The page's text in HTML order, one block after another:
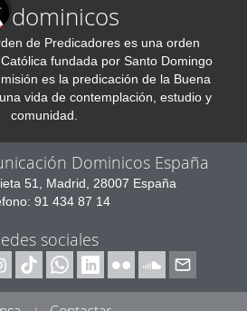
dominicos
de Predicadores es una orden
fundada por Santo Domingo
es la predicación de la Buena
vida de contemplación, estudio y
comunidad.
Dominicos España
51, Madrid, 28007 España
91 434 87 14
sociales